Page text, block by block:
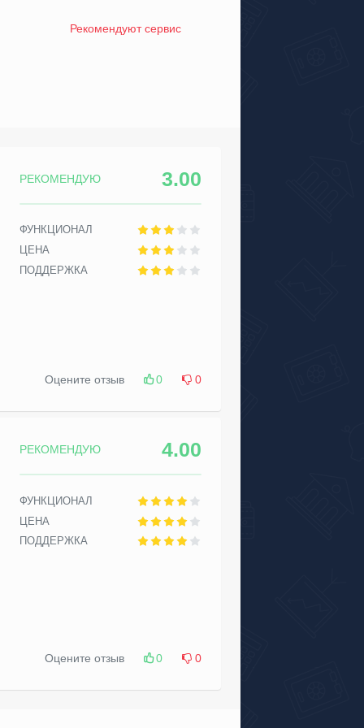
Рекомендуют сервис
РЕКОМЕНДУЮ 3.00
ФУНКЦИОНАЛ
ЦЕНА
ПОДДЕРЖКА
Оцените отзыв 0 0
РЕКОМЕНДУЮ 4.00
ФУНКЦИОНАЛ
ЦЕНА
ПОДДЕРЖКА
Оцените отзыв 0 0